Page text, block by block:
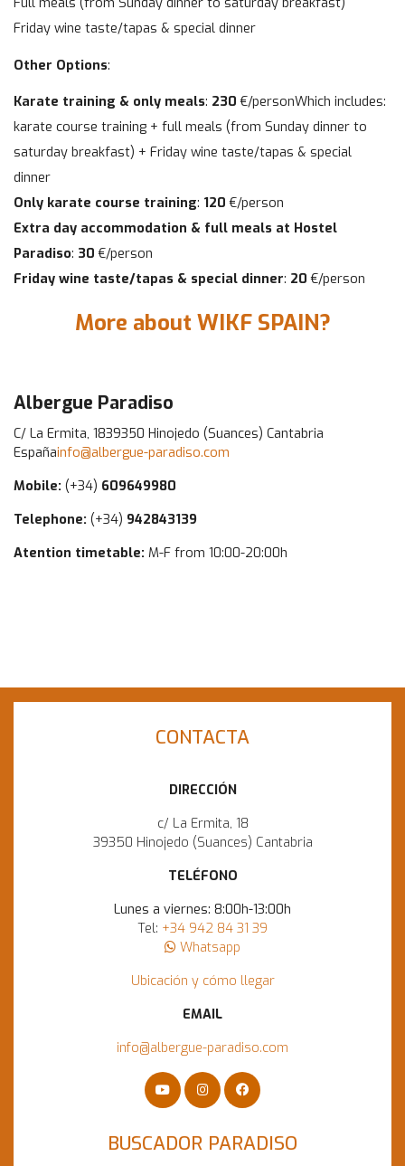
Friday wine taste/tapas & special dinner
Other Options:
Karate training & only meals: 230 €/personWhich includes:
karate course training + full meals (from Sunday dinner to
saturday breakfast) + Friday wine taste/tapas & special
dinner
Only karate course training: 120 €/person
Extra day accommodation & full meals at Hostel
Paradiso: 30 €/person
Friday wine taste/tapas & special dinner: 20 €/person
More about WIKF SPAIN?
Albergue Paradiso
C/ La Ermita, 1839350 Hinojedo (Suances) Cantabria
Españainfo@albergue-paradiso.com
Mobile: (+34) 609649980
Telephone: (+34) 942843139
Atention timetable: M-F from 10:00-20:00h
CONTACTA
DIRECCIÓN
c/ La Ermita, 18
39350 Hinojedo (Suances) Cantabria
TELÉFONO
Lunes a viernes: 8:00h-13:00h
Tel: +34 942 84 31 39
Whatsapp
Ubicación y cómo llegar
EMAIL
info@albergue-paradiso.com
BUSCADOR PARADISO